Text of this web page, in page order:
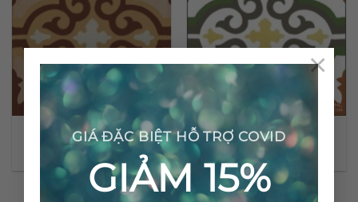
GIÁ ĐẶC BIỆT HỖ TRỢ COVID
GIẢM 15%
×
Gạch bông cổ điển CTS
1.5
Gạch bông cổ điển CTS
1.4